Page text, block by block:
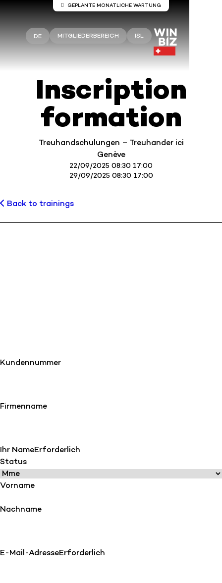
DE MITGLIEDERBEREICH ISL
Inscription
formation
Treuhandschulungen – Treuhander ici
Genève
22/09/2025 08:30 17:00
29/09/2025 08:30 17:00
Back to trainings
Kundennummer
Firmenname
Ihr NameErforderlich
Status
Vorname
Nachname
E-Mail-AdresseErforderlich
Wartung auf den Servern Winbiz
Cloud
An den Winbiz Cloud-Servern sind
August, von 08.00 bis 13.30 Uhr statt.
Ihr Zugang kann während dieses Zeitraums
vorübergehend unterbrochen sein.
Wir empfehlen Ihnen, Winbiz Cloud außerhalb
Vielen Dank für Ihr Verständnis.
GEPLANTE MONATLICHE WARTUNG